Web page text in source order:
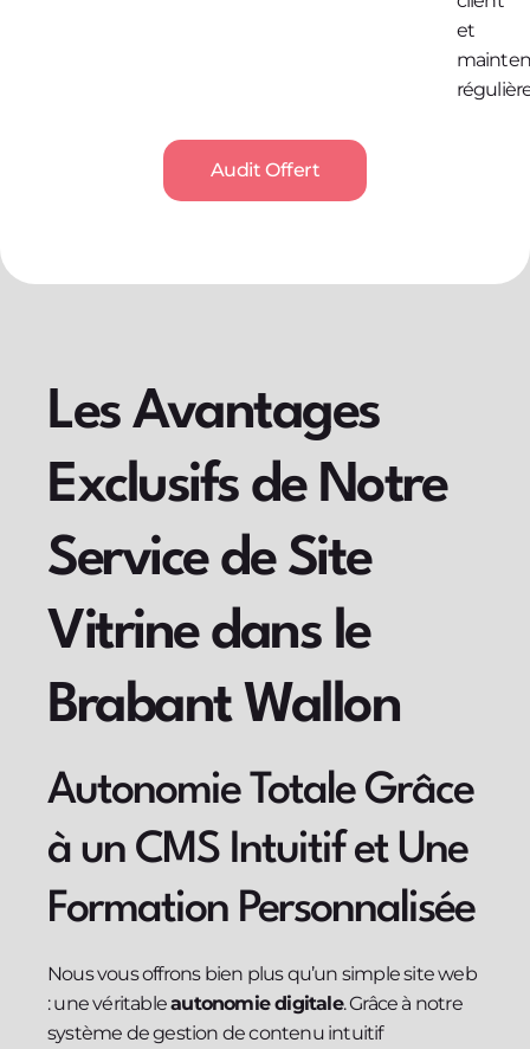
et
Audit Offert
Les Avantages
Exclusifs de Notre
Service de Site
Vitrine dans le
Brabant Wallon
Autonomie Totale Grâce
à un CMS Intuitif et Une
Formation Personnalisée
Nous vous offrons bien plus qu’un simple site web
: une véritableautonomie digitale. Grâce à notre
système de gestion de contenu intuitif